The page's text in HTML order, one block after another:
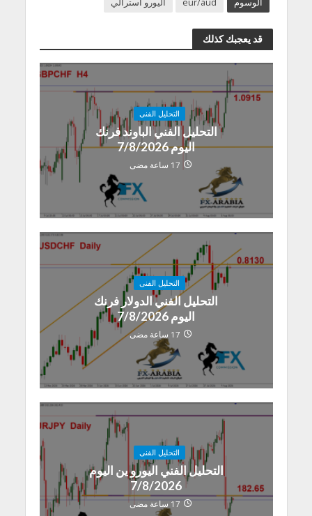
الوسوم eur/aud اليورو أسترالي
قد يعجبك كذلك
التحليل الفنى
التحليل الفني الباوند فرنك
اليوم 7/8/2026
17 ساعة مضى
التحليل الفنى
التحليل الفني الدولار فرنك
اليوم 7/8/2026
17 ساعة مضى
التحليل الفنى
التحليل الفني اليورو ين اليوم
7/8/2026
17 ساعة مضى